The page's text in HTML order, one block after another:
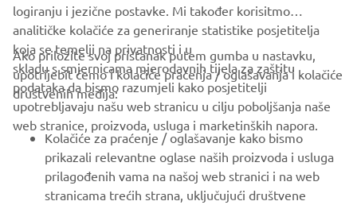
CORPORATE
FOR BUSINESS
MORE YAMAHA
logiranju i jezične postavke. Mi također korisitmo
analitičke kolačiće za generiranje statistike posjetitelja
koja se temelji na privatnosti i u
skladu s smjernicama mjerodavnih tijela za zaštitu
podataka da bismo razumjeli kako posjetitelji
upotrebljavaju našu web stranicu u cilju poboljšanja naše
web stranice, proizvoda, usluga i marketinških napora.
Ako priložite svoj pristanak putem gumba u nastavku,
upotrijebit ćemo i kolačiće praćenja / oglašavanja i kolačiće
društvenih medija:
Kolačiće za praćenje / oglašavanje kako bismo
prikazali relevantne oglase naših proizvoda i usluga
prilagođenih vama na našoj web stranici i na web
stranicama trećih strana, uključujući društvene